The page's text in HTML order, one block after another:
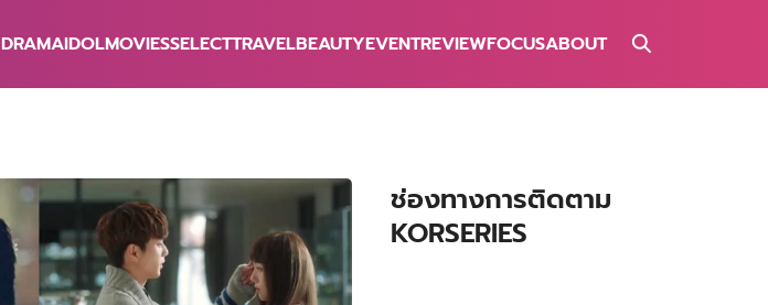
DRAMAIDOLMOVIESSELECTTRAVELBEAUTYEVENTREVIEWFOCUSABOUT
ช่องทางการติดตาม
KORSERIES